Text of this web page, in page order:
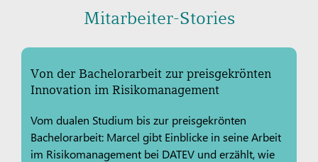
Mitarbeiter-Stories
Von der Bachelorarbeit zur preisgekrönten
Innovation im Risikomanagement
Vom dualen Studium bis zur preisgekrönten
Bachelorarbeit: Marcel gibt Einblicke in seine Arbeit
im Risikomanagement bei DATEV und erzählt, wie